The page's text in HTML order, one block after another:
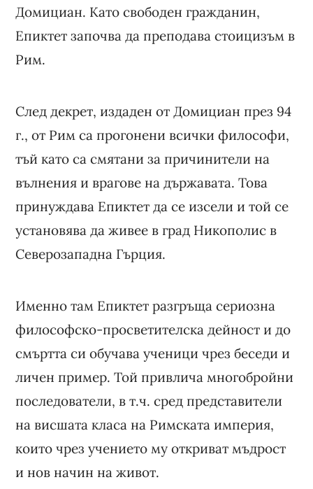
Домициан. Като свободен гражданин,
Епиктет започва да преподава стоицизъм в
Рим.
След декрет, издаден от Домициан през 94
г., от Рим са прогонени всички философи,
тъй като са смятани за причинители на
вълнения и врагове на държавата. Това
принуждава Епиктет да се изсели и той се
установява да живее в град Никополис в
Северозападна Гърция.
Именно там Епиктет разгръща сериозна
философско-просветителска дейност и до
смъртта си обучава ученици чрез беседи и
личен пример. Той привлича многобройни
последователи, в т.ч. сред представители
на висшата класа на Римската империя,
които чрез учението му откриват мъдрост
и нов начин на живот.